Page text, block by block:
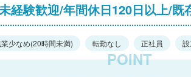
経験歓迎/年間休日120日以上/既
少なめ(20時間未満) 転勤なし 正社員